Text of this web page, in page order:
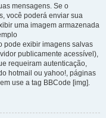
mensagens. Se o
você poderá enviar sua
uma imagem armazenada
pode exibir imagens salvas
publicamente acessível),
requeiram autenticação,
hotmail ou yahoo!, páginas
use a tag BBCode [img].